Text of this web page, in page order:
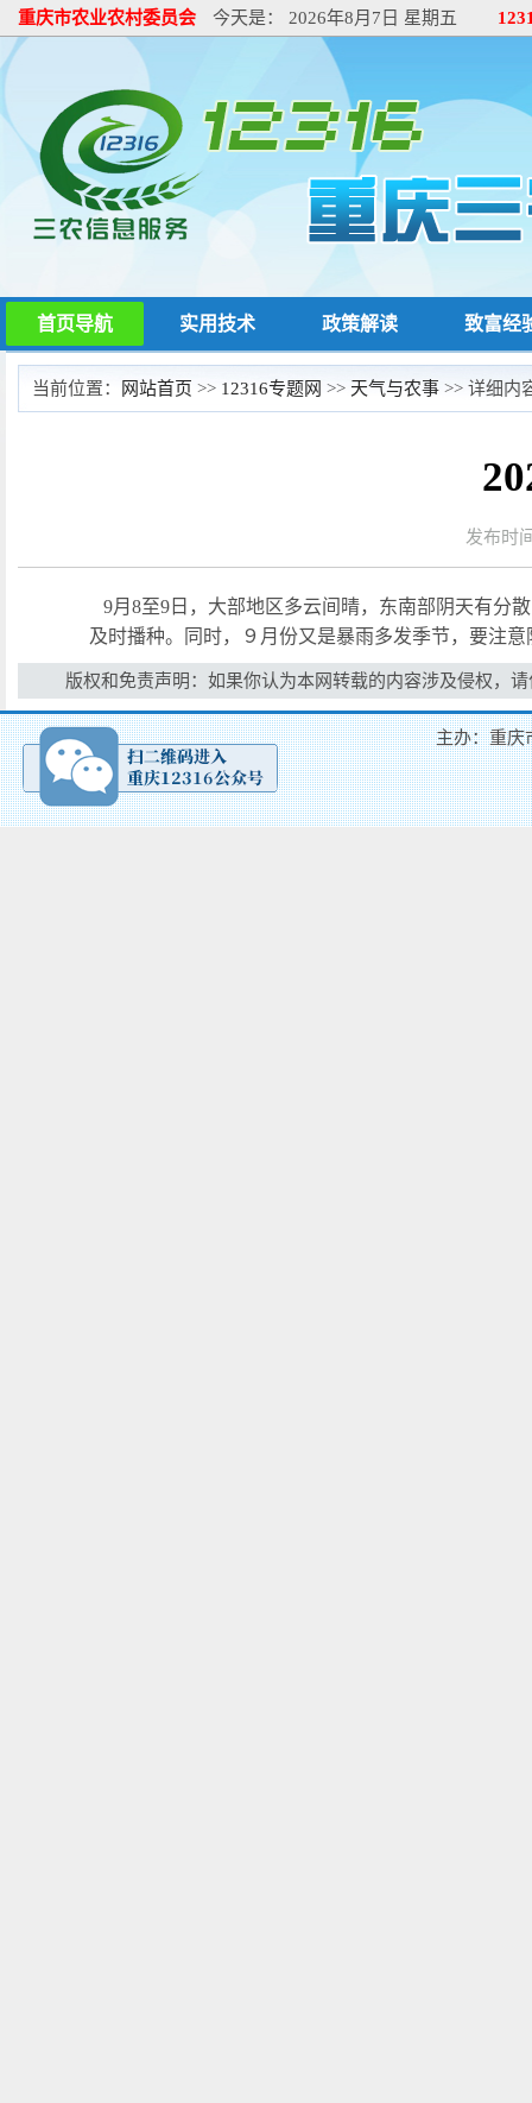
重庆市农业农村委员会 今天是： 2026年8月7日 星期五
首页导航 实用技术 政策解读 致富经
当前位置： 网站首页 >> 12316专题网 >> 天气与农事 >> 详细内
发布时
9月8至9日，大部地区多云间晴，东南部阴天有分
及时播种。同时，９月份又是暴雨多发季节，要注
版权和免责声明：如果你认为本网转载的内容涉及侵权，请
主办：重庆